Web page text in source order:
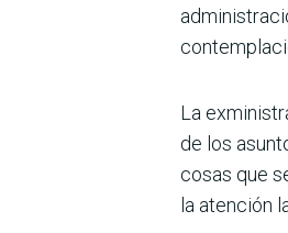
La
de los
cosas que
la atención